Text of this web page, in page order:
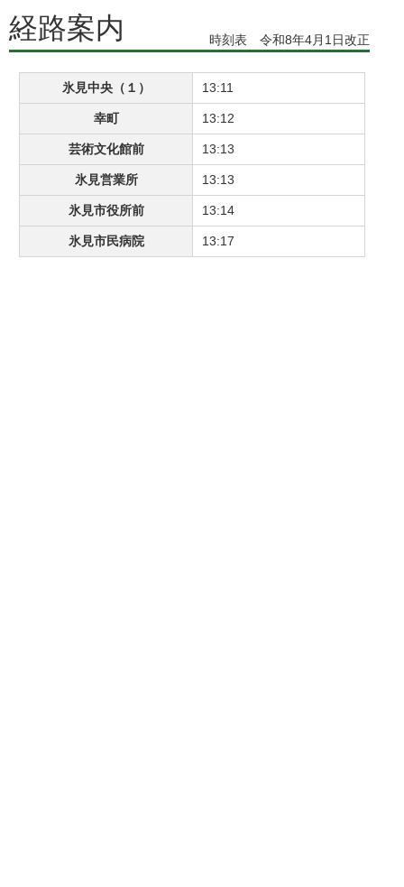
経路案内 時刻表 令和8年4月1日改正
氷見中央（１） 13:11
幸町 13:12
芸術文化館前 13:13
氷見営業所 13:13
氷見市役所前 13:14
氷見市民病院 13:17